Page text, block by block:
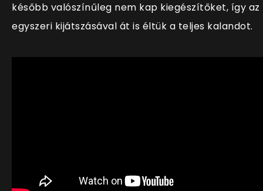
később valószínűleg nem kap kiegészítőket, így az
egyszeri kijátszásával át is éltük a teljes kalandot.